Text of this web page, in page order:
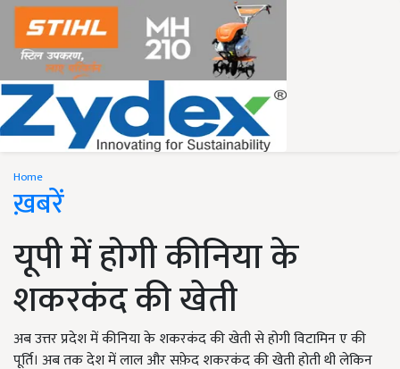
Home
ख़बरें
यूपी में होगी कीनिया के
शकरकंद की खेती
अब उत्तर प्रदेश में कीनिया के शकरकंद की खेती से होगी विटामिन ए की
पूर्ति। अब तक देश में लाल और सफ़ेद शकरकंद की खेती होती थी लेकिन